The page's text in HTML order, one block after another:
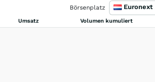
Börsenplatz
Umsatz Volumen kumuliert